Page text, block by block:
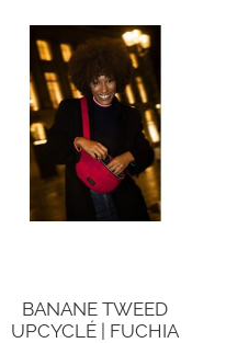
BANANE TWEED
UPCYCLÉ | FUCHIA